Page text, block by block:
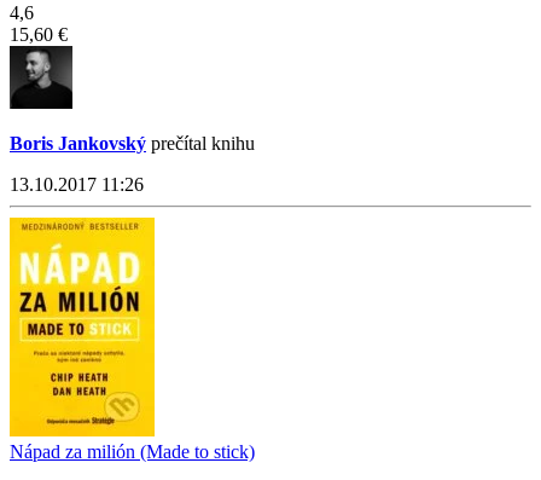
4,6
15,60 €
Boris Jankovský prečítal knihu
13.10.2017 11:26
Nápad za milión (Made to stick)